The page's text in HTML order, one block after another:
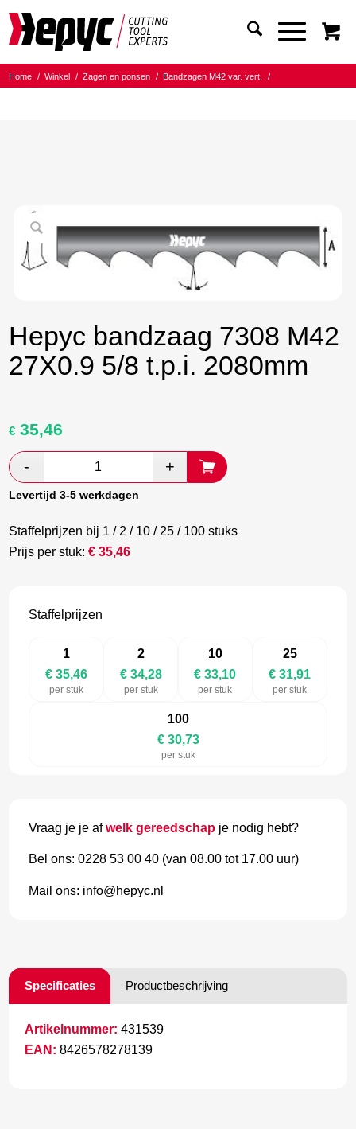
Home / Winkel / Zagen en ponsen / Bandzagen M42 var. vert.
/
Hepyc bandzaag 7308 M42
27X0.9 5/8 t.p.i. 2080mm
Oorspronkelijke
was:
€ 59,10.
€ 35,46
€ 34,28.
Levertijd 3-5 werkdagen
Staffelprijzen bij 1 / 2 / 10 / 25 / 100 stuks
Prijs per stuk:€35,46
Staffelprijzen
1
€ 35,46
per stuk
2
€ 34,28
per stuk
10
€ 33,10
per stuk
25
€ 31,91
per stuk
100
€ 30,73
per stuk
Vraag je je afwelk gereedschap je nodig hebt?
Bel ons: 0228 53 00 40 (van 08.00 tot 17.00 uur)
Mail ons: info@hepyc.nl
Specificaties Productbeschrijving
Artikelnummer: 431539
EAN: 8426578278139